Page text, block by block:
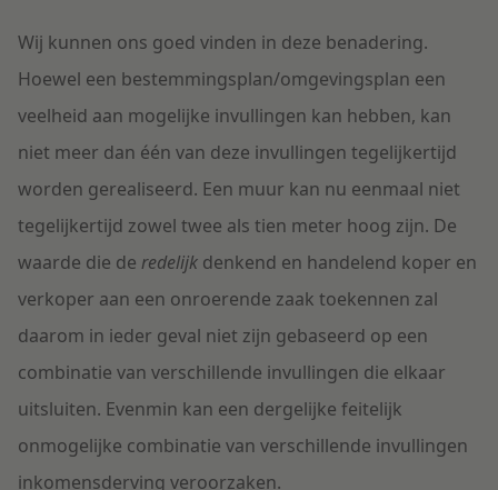
Wij kunnen ons goed vinden in deze benadering.
Hoewel een bestemmingsplan/omgevingsplan een
veelheid aan mogelijke invullingen kan hebben, kan
niet meer dan één van deze invullingen tegelijkertijd
worden gerealiseerd. Een muur kan nu eenmaal niet
tegelijkertijd zowel twee als tien meter hoog zijn. De
waarde die de redelijk denkend en handelend koper en
verkoper aan een onroerende zaak toekennen zal
daarom in ieder geval niet zijn gebaseerd op een
combinatie van verschillende invullingen die elkaar
uitsluiten. Evenmin kan een dergelijke feitelijk
onmogelijke combinatie van verschillende invullingen
inkomensderving veroorzaken.